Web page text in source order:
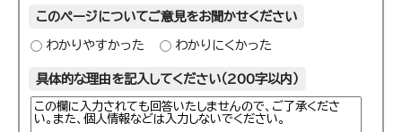
このページについてご意見をお聞かせください
わかりやすかった わかりにくかった
具体的な理由を記入してください（200字以内）